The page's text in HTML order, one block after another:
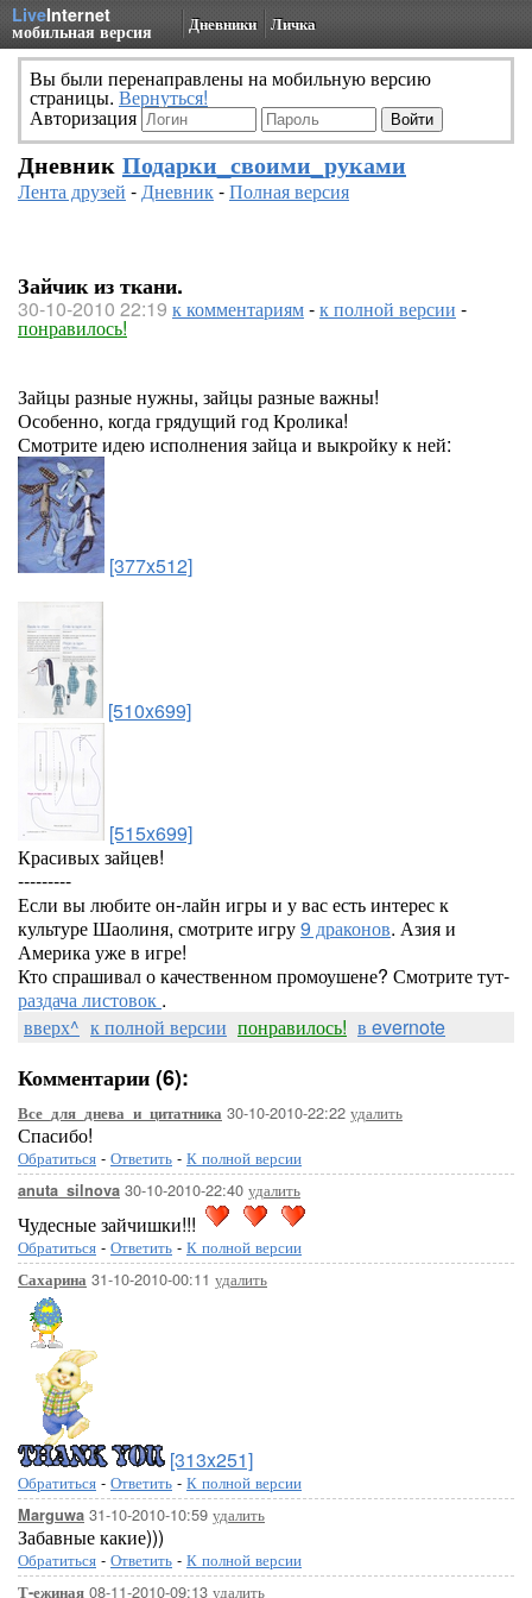
LiveInternet
мобильная версия Дневники Личка
Вы были перенаправлены на мобильную версию
страницы. Вернуться!
Авторизация
Дневник Подарки_своими_руками
Лента друзей -Дневник-Полная версия
Зайчик из ткани.
30-10-2010 22:19 к комментариям-к полной версии -
понравилось!
Зайцы разные нужны, зайцы разные важны!
Особенно, когда грядущий год Кролика!
Смотрите идею исполнения зайца и выкройку к ней:
[377x512]
[510x699]
[515x699]
Красивых зайцев!
---------
Если вы любите он-лайн игры и у вас есть интерес к
культуре Шаолиня, смотрите игру9 драконов. Азия и
Америка уже в игре!
Кто спрашивал о качественном промоушене? Смотрите тут-
раздача листовок .
вверх^ к полной версии понравилось! в evernote
Комментарии (6):
Все_для_днева_и_цитатника 30-10-2010-22:22 удалить
Спасибо!
Обратиться - Ответить - К полной версии
anuta_silnova 30-10-2010-22:40 удалить
Чудесные зайчишки!!!
Обратиться - Ответить - К полной версии
Сахарина 31-10-2010-00:11 удалить
[313x251]
Обратиться - Ответить - К полной версии
Marguwa 31-10-2010-10:59 удалить
Забавные какие)))
Обратиться - Ответить - К полной версии
Т-ежиная 08-11-2010-09:13 удалить